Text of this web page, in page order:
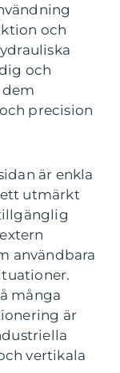
och
och
precision
är enkla
utmärkt
användbara
många
är
vertikala